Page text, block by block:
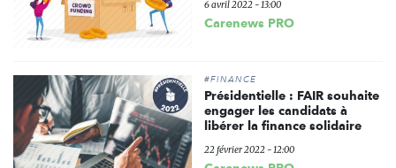
6 avril 2022 - 13:00
Carenews PRO
#FINANCE
Présidentielle : FAIR souhaite
engager les candidats à
libérer la finance solidaire
22 février 2022 - 12:00